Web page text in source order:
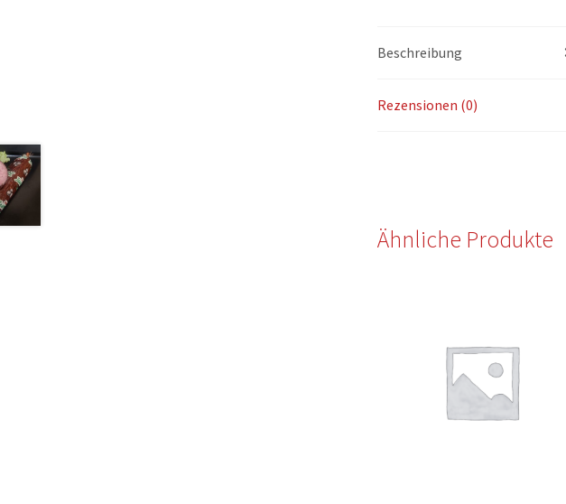
Beschreibung
Rezensionen (0)
Ähnliche Produkte